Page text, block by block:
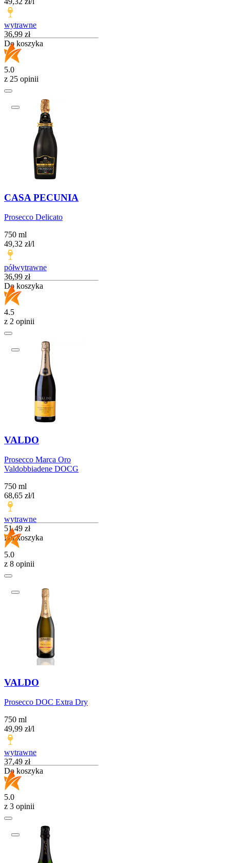
wytrawne
Cena
36,99 zł
Do koszyka
5.0
z 25 opinii
CASA PECUNIA
Prosecco Delicato
750 ml
49,32 zł/l
półwytrawne
Cena
36,99 zł
Do koszyka
4.5
z 2 opinii
VALDO
Prosecco Marca Oro
Valdobbiadene DOCG
750 ml
68,65 zł/l
wytrawne
Cena
51,49 zł
Do koszyka
5.0
z 8 opinii
VALDO
Prosecco DOC Extra Dry
750 ml
49,99 zł/l
wytrawne
Cena
37,49 zł
Do koszyka
5.0
z 3 opinii